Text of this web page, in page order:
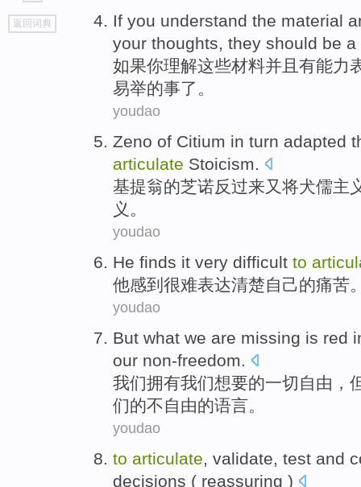
go
top
返回词典 If you understand the material
your thoughts, they should be a
如果你理解这些材料并且 有能力
易举的事了。
youdao
Zeno of Citium in turn adapted
articulate Stoicism.
基提翁的芝诺反过来又将犬儒主
义。
youdao
He finds it very difficult to
他感到 很难表达清楚自己的痛苦
youdao
But what we are missing is red
our non-freedom.
我们拥有我们想要的一切自由，
们的不自由的语言。
youdao
to articulate validate test and
decisions ( reassuring )